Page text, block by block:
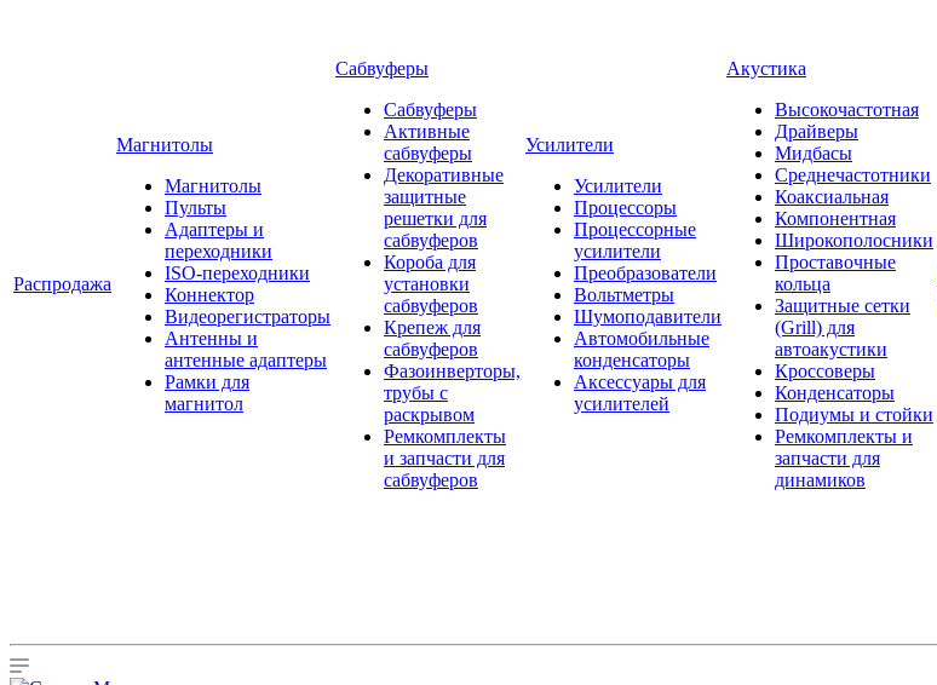
Распродажа
Магнитолы
Магнитолы
Пульты
Адаптеры и
переходники
ISO-переходники
Коннектор
Видеорегистраторы
Антенны и
антенные адаптеры
Рамки для
магнитол
Сабвуферы
Сабвуферы
Активные
сабвуферы
Декоративные
защитные
решетки для
сабвуферов
Короба для
установки
сабвуферов
Крепеж для
сабвуферов
Фазоинверторы,
трубы с
раскрывом
Ремкомплекты
и запчасти для
сабвуферов
Усилители
Усилители
Процессоры
Процессорные
усилители
Преобразователи
Вольтметры
Шумоподавители
Автомобильные
конденсаторы
Аксессуары для
усилителей
Акустика
Высокочастотная
Драйверы
Мидбасы
Среднечастотники
Коаксиальная
Компонентная
Широкополосники
Проставочные
кольца
Защитные сетки
(Grill) для
автоакустики
Кроссоверы
Конденсаторы
Подиумы и стойки
Ремкомплекты и
запчасти для
динамиков